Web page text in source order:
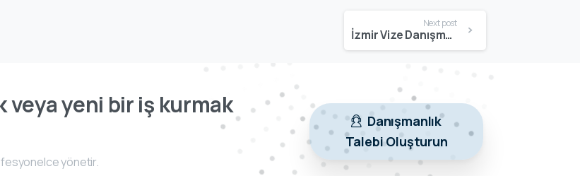
Next post
İzmir Vize Danışmanlık Nedir? Avrupa Oturum Sürecinin Profesyonel Yönetimi – Schengate
veya yeni bir iş kurmak
yönetir.
Danışmanlık
Talebi Oluşturun